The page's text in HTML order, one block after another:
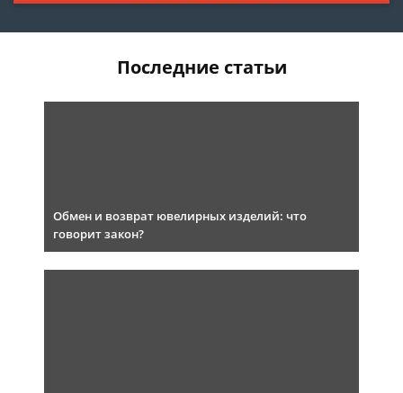
Последние статьи
Обмен и возврат ювелирных изделий: что
говорит закон?